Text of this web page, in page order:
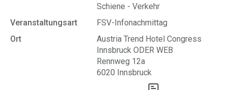
Schiene - Verkehr
Veranstaltungsart
FSV-Infonachmittag
Ort
Austria Trend Hotel Congress
Innsbruck ODER WEB
Rennweg 12a
6020 Innsbruck